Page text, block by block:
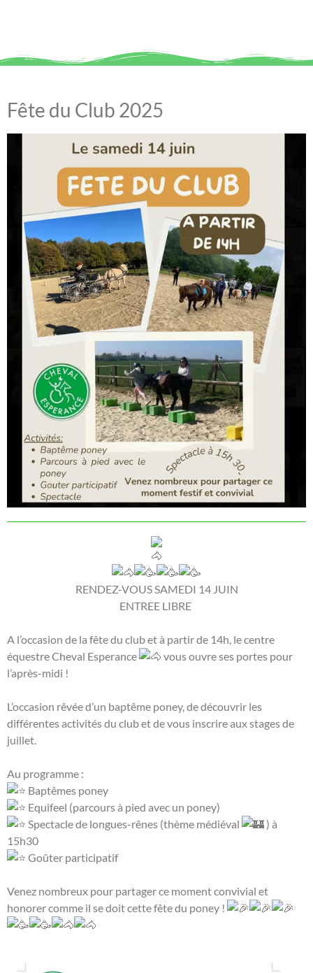
Fête du Club 2025
RENDEZ-VOUS SAMEDI 14 JUIN
ENTREE LIBRE
A l’occasion de la fête du club et à partir de 14h, le centre
équestre Cheval Esperance
vous ouvre ses portes pour
l’après-midi !
L’occasion rêvée d’un baptême poney, de découvrir les
différentes activités du club et de vous inscrire aux stages de
juillet.
Au programme :
Baptêmes poney
Equifeel (parcours à pied avec un poney)
Spectacle de longues-rênes (thème médiéval
) à
15h30
Goûter participatif
Venez nombreux pour partager ce moment convivial et
honorer comme il se doit cette fête du poney !